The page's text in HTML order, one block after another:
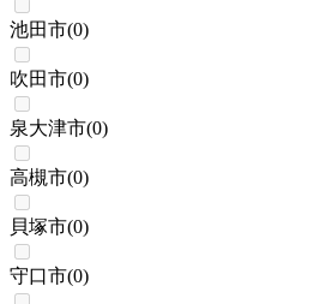
池田市(0)
吹田市(0)
泉大津市(0)
高槻市(0)
貝塚市(0)
守口市(0)